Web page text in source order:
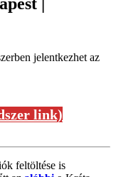
jelentkezhet az
link)
feltöltése is